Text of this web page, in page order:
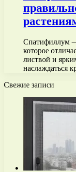
Спатифиллум —
которое
листвой и
наслаждаться
Свежие записи